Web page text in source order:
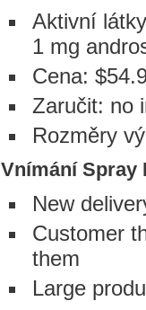
Aktivní
1 mg
Cena:
Zaručit: no
Rozměry
Vnímání Spray
New
Customer
them
Large